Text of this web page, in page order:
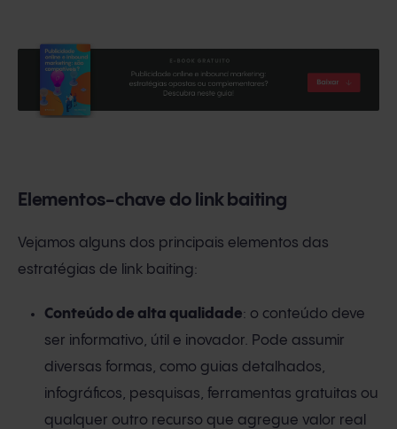
Elementos-chave do link baiting
Vejamos alguns dos principais elementos das
estratégias de link baiting:
Conteúdo de alta qualidade: o conteúdo deve
ser informativo, útil e inovador. Pode assumir
diversas formas, como guias detalhados,
infográficos, pesquisas, ferramentas gratuitas ou
qualquer outro recurso que agregue valor real